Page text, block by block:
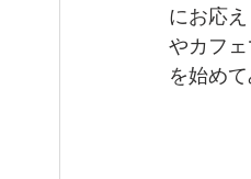
にお応
やカフ
を始め